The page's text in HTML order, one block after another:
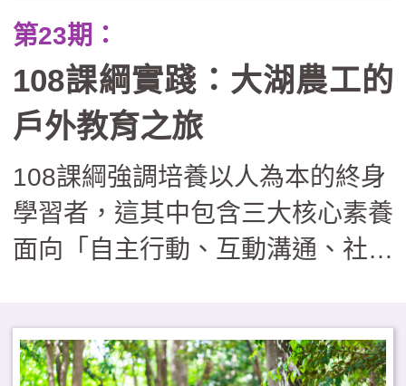
課程複雜須安排、經費繁瑣須核
銷、安全管理具風險等實務操作的
挑戰，因此如欲實施戶外教育學
校，可視學校現況採循序漸進的發
展路徑，由單次活動漸漸邁向校本
特色課程，逐步建構出完善的支持
系統，邁向具深度內涵的課程型
未來的能力。
第23期：
108課綱實踐：大湖農工的
戶外教育之旅
108課綱強調培養以人為本的終身
學習者，這其中包含三大核心素養
面向「自主行動、互動溝通、社會
一種學習方式，也是體現108課綱
精神的最佳教學實踐方式。大湖農